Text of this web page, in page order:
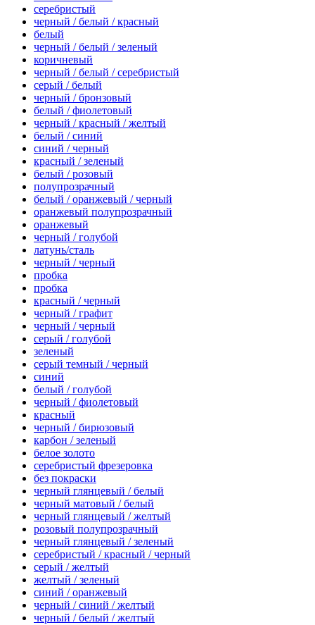
серебристый
черный / белый / красный
белый
черный / белый / зеленый
коричневый
черный / белый / серебристый
серый / белый
черный / бронзовый
белый / фиолетовый
черный / красный / желтый
белый / синий
синий / черный
красный / зеленый
белый / розовый
полупрозрачный
белый / оранжевый / черный
оранжевый полупрозрачный
оранжевый
черный / голубой
латунь/сталь
черный / черный
пробка
пробка
красный / черный
черный / графит
черный / черный
серый / голубой
зеленый
серый темный / черный
синий
белый / голубой
черный / фиолетовый
красный
черный / бирюзовый
карбон / зеленый
белое золото
серебристый фрезеровка
без покраски
черный глянцевый / белый
черный матовый / белый
черный глянцевый / желтый
розовый полупрозрачный
черный глянцевый / зеленый
серебристый / красный / черный
серый / желтый
желтый / зеленый
синий / оранжевый
черный / синий / желтый
черный / белый / желтый